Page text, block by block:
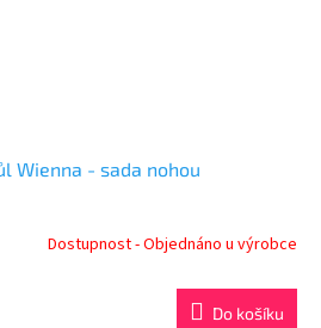
Wienna - sada nohou
Dostupnost - Objednáno u výrobce
Do košíku